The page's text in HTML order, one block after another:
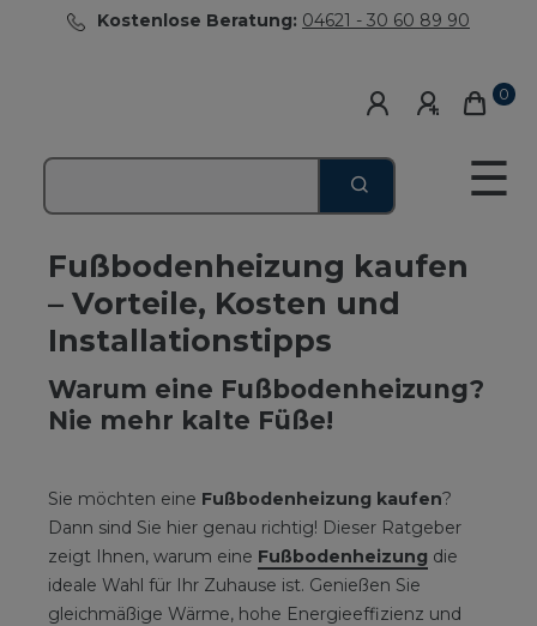
Kostenlose Beratung: 04621 - 30 60 89 90
0
☰
Fußbodenheizung kaufen
– Vorteile, Kosten und
Installationstipps
Warum eine Fußbodenheizung?
Nie mehr kalte Füße!
Sie möchten eine Fußbodenheizung kaufen?
Dann sind Sie hier genau richtig! Dieser Ratgeber
zeigt Ihnen, warum eine Fußbodenheizung die
ideale Wahl für Ihr Zuhause ist. Genießen Sie
gleichmäßige Wärme, hohe Energieeffizienz und